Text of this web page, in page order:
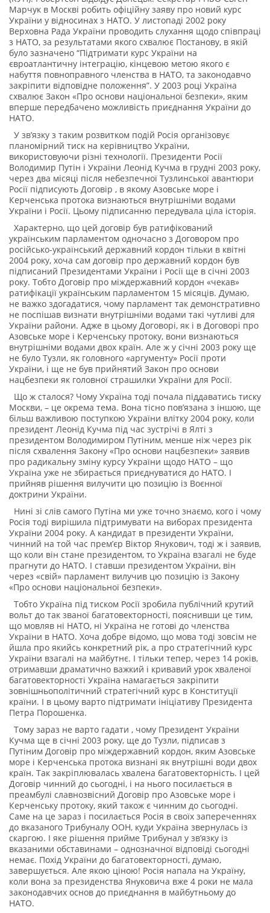
Марчук в Москві робить офіційну заяву про новий курс
України у відносинах з НАТО. У листопаді 2002 року
Верховна Рада України проводить слухання щодо співпраці
з НАТО, за результатами якого схвалює Постанову, в якій
було зазначено “Підтримати курс України на
євроатлантичну інтеграцію, кінцевою метою якого є
набуття повноправного членства в НАТО, та законодавчо
закріпити відповідне положення”. У 2003 році Україна
схвалює Закон «Про основи національної безпеки», яким
вперше передбачено можливість приєднання України до
НАТО.
У зв’язку з таким розвитком подій Росія організовує
планомірний тиск на керівництво України,
використовуючи різні технології. Президенти Росії
Володимир Путін і України Леонід Кучма в грудні 2003 року,
через два місяці після небезпечної Тузлинської авантюри
Росії підписують Договір , в якому Азовське море і
Керченська протока визнаються внутрішніми водами
України і Росії. Цьому підписанню передувала ціла історія.
Характерно, що цей договір був ратифікований
українським парламентом одночасно з Договором про
російсько-український державний кордон тільки в квітні
2004 року, хоча сам договір про державний кордон був
підписаний Президентами України і Росії ще в січні 2003
року. Тобто Договір про міждержавний кордон «чекав»
ратифікації українським парламентом 15 місяців. Думаю,
не важко здогадатися, чому парламент так демонстративно
не поспішав визнати внутрішніми водами такі чутливі для
України райони. Адже в цьому Договорі, як і в Договорі про
Азовське море і Керченську протоку, вони визнаються
внутрішніми водами двох країн. Але ж у січні 2003 року ще
не було Тузли, як головного «аргументу» Росії проти
України, і ще не був прийнятий Закон про основи
нацбезпеки як головної страшилки України для Росії.
Що ж сталося? Чому Україна тоді почала піддаватись тиску
Москви, – це окрема тема. Вона тісно пов’язана з іншою, ще
більш важливою поступкою України влітку 2004 року, коли
президент Леонід Кучма під час зустрічі в Ялті з
президентом Володимиром Путіним, менше ніж через рік
після схвалення Закону «Про основи нацбезпеки» заявив
про радикальну зміну курсу України щодо НАТО – що
Україна уже не збирається приєднуватися до НАТО. І
прийняв рішення вилучити цю позицію із Воєнної
доктрини України.
Нині зі слів самого Путіна ми уже точно знаємо, кого і чому
Росія тоді вирішила підтримувати на виборах президента
України 2004 року. А кандидат в президенти України,
чинний на той час прем’єр Віктор Янукович, тоді ж і заявив,
що коли він стане президентом, то Україна взагалі не буде
прагнути до НАТО. І ставши президентом України, він
через «свій» парламент вилучив цю позицію із Закону
«Про основи національної безпеки».
Тобто Україна під тиском Росії зробила публічний крутий
вольт до так званої багатовекторності, пояснивши це тим,
що мовляв ні НАТО, ні Україна не готові до членства
України в НАТО. Хоча добре відомо, що мова тоді зовсім не
йшла про якийсь конкретний рік, а про стратегічний курс
України взагалі на майбутнє. І тільки тепер, через 14 років,
отримавши драматично важкий і кривавий урок хваленої
багатовекторності Україна намагається закріпити
зовнішньополітичний стратегічний курс в Конституції
країни. І в цьому варто підтримати ініціативу Президента
Петра Порошенка.
Тому зараз не варто гадати , чому Президент України
Кучма ще в січні 2003 року, ще до Тузли, підписав з
Путіним Договір про міждержавний кордон, яким Азовське
море і Керченська протока визнані як внутрішні води двох
країн. Так закріплювалась хвалена багатовекторність. І цей
Договір чинний до сьогодні, і на нього посилається в
преамбулі славнозвісний Договір про Азовське море і
Керченську протоку, який також є чинним до сьогодні.
Саме на це зараз і посилається Росія в своїх запереченнях
до вказаного Трибуналу ООН, куди Україна звернулась із
скаргою. І яке рішення прийме Трибунал у зв’язку із
вказаними обставинами – однозначної відповіді сьогодні
немає. Похід України до багатовекторності, думаю,
завершується. Але якою ціною! Росія напала на Україну,
коли вона за президенства Януковича вже 4 роки не мала
законодавчих основ до приєднання в майбутньому до
НАТО.